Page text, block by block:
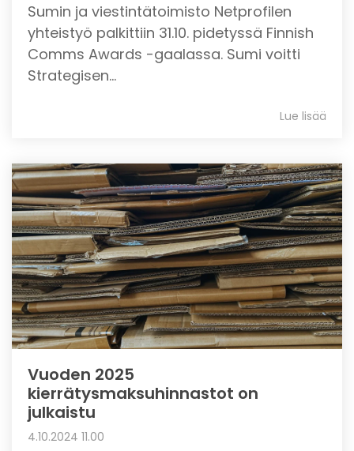
Sumin ja viestintätoimisto Netprofilen
yhteistyö palkittiin 31.10. pidetyssä Finnish
Comms Awards -gaalassa. Sumi voitti
Strategisen...
Lue lisää
Vuoden 2025
kierrätysmaksuhinnastot on
julkaistu
4.10.2024 11.00